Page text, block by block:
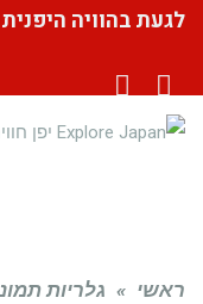
לגעת בהוויה היפנית | 054-
Facebook
YouTube
ראשי » גלריות